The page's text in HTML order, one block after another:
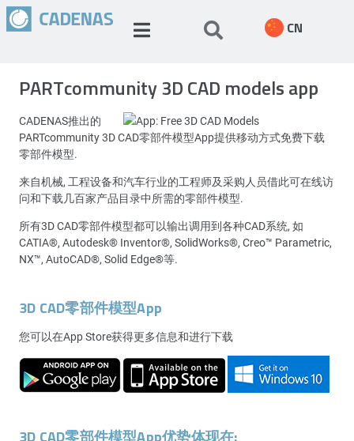
CN
PARTcommunity 3D CAD models app
CADENAS推出的
PARTcommunity 3D CAD零部件模型App提供移动方式免费下载
零部件模型.
来自机械, 工程设备和汽车行业的工程师及采购人员借此可在线访
问和下载几百家产品目录中所需的零部件模型.
所有3D CAD零部件模型都可以输出调用到各种CAD系统, 如
CATIA®, Autodesk® Inventor®, SolidWorks®, Creo™ Parametric,
NX™, AutoCAD®, Solid Edge®等.
3D CAD零部件模型App
您可以在App Store获得更多信息和进行下载
3D CAD零部件模型App优势体现在: